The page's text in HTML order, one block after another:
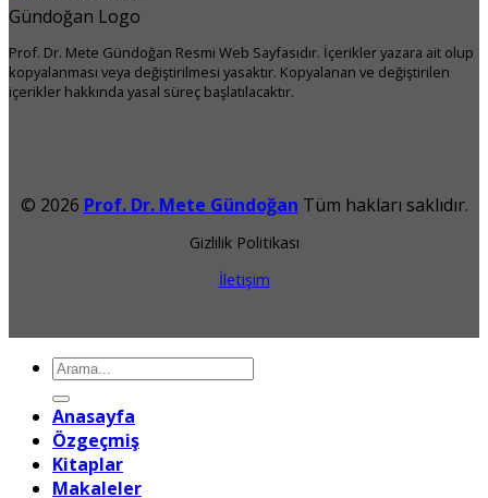
Prof. Dr. Mete Gündoğan Resmi Web Sayfasıdır. İçerikler yazara ait olup
kopyalanması veya değiştirilmesi yasaktır. Kopyalanan ve değiştirilen
içerikler hakkında yasal süreç başlatılacaktır.
© 2026 Prof. Dr. Mete Gündoğan Tüm hakları saklıdır.
Gizlilik Politikası
İletişim
Ara:
Anasayfa
Özgeçmiş
Kitaplar
Makaleler